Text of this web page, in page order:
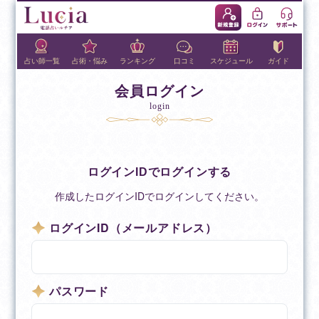
占い師一覧 占術・悩み ランキング 口コミ スケジュール ガイド
会員ログイン
login
ログインIDでログインする
作成したログインIDでログインしてください。
ログインID（メールアドレス）
パスワード